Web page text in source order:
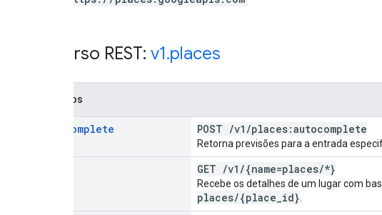
Recurso REST: v1.places
Métodos
autocomplete POST /v1 /places:autocomplete
Retorna previsões para a entrada
GET /v1 /{name=places/*}
Recebe os detalhes de um lugar com
places/{place id}